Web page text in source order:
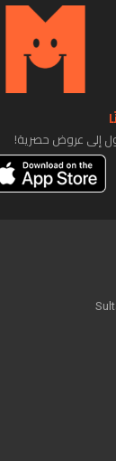
إلى عروض حصرية!